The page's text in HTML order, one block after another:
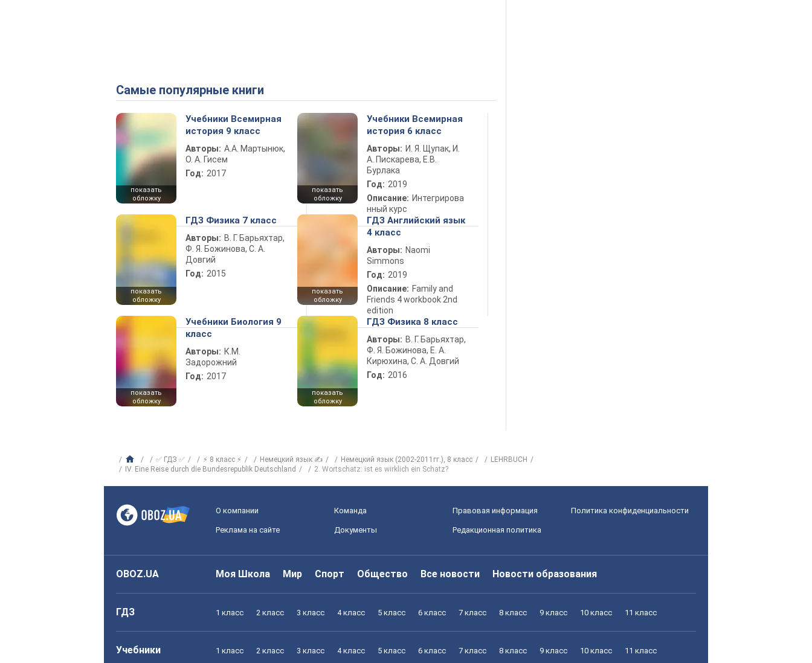
Самые популярные книги
показать
обложку
Учебники Всемирная
история 9 класс
Авторы: А.А. Мартынюк,
О. А. Гисем
Год: 2017
показать
обложку
Учебники Всемирная
история 6 класс
Авторы: И. Я. Щупак, И.
А. Пискарева, Е.В.
Бурлака
Год: 2019
Описание: Интегрирова
нный курс
показать
обложку
ГДЗ Физика 7 класс
Авторы: В. Г. Барьяхтар,
Ф. Я. Божинова, С. А.
Довгий
Год: 2015
показать
обложку
ГДЗ Английский язык
4 класс
Авторы: Naomi
Simmons
Год: 2019
Описание: Family and
Friends 4 workbook 2nd
edition
показать
обложку
Учебники Биология 9
класс
Авторы: К.М.
Задорожний
Год: 2017
показать
обложку
ГДЗ Физика 8 класс
Авторы: В. Г. Барьяхтар,
Ф. Я. Божинова, Е. А.
Кирюхина, С. А. Довгий
Год: 2016
✅ ГДЗ ✅ ⚡ 8 класс ⚡ Немецкий язык ✍ Немецкий язык (2002-2011гг.), 8 класс
LEHRBUCH
IV. Eine Reise durch die Bundesrepublik Deutschland
2. Wortschatz: ist es wirklich ein Schatz?
О компании Команда Правовая информация Политика конфиденциальности
Реклама на сайте Документы Редакционная политика
OBOZ.UA Моя Школа Мир Спорт Общество Все новости Новости образования
ГДЗ 1 класс 2 класс 3 класс 4 класс 5 класс 6 класс 7 класс 8 класс 9 класс 10 класс 11 класс
Учебники 1 класс 2 класс 3 класс 4 класс 5 класс 6 класс 7 класс 8 класс 9 класс 10 класс 11 класс